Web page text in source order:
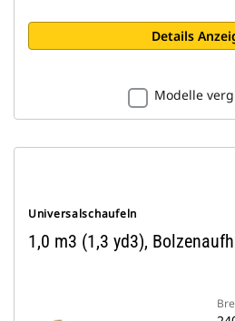
Details
Modelle
Universalschaufeln
1,0 m3 (1,3 yd3),